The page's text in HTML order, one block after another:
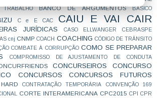
BANCO DE ARGUMENTOS BÁSICO
C e E CAC CAIU E VAI CAIR
JURÍDICAS CASO ELLWANGER CEBRASPE
cnj CNMP COACH COACHING CÓDIGO DE TRÂNSITO
COMBATE À CORRUPÇÃO COMO SE PREPARAR
COMPROMISSO DE AJUSTAMENTO DE CONDUTA
CONCURSEIROS
CONCURSO
CONCURSOS CONCURSOS FUTUROS
CONTRATAÇÃO TEMPORÁRIA
CONVENÇÃO 169
CORTE INTERAMERICANA CPC2015 CPI CPR